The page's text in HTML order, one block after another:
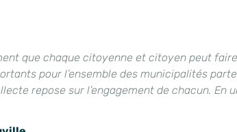
que chaque citoyenne et citoyen peut
pour l’ensemble des municipalités
repose sur l’engagement de chacun.